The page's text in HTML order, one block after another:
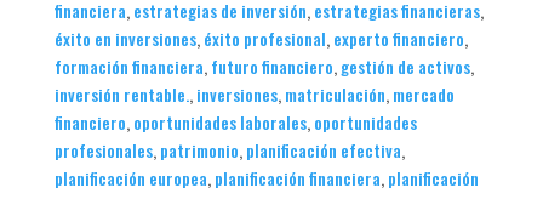
financiera,estrategias de inversión,estrategias financieras,
éxito en inversiones,éxito profesional,experto financiero,
formación financiera,futuro financiero,gestión de activos,
inversión rentable.,inversiones,matriculación,mercado
financiero,oportunidades laborales,oportunidades
profesionales,patrimonio,planificación efectiva,
planificación europea,planificación financiera,planificación